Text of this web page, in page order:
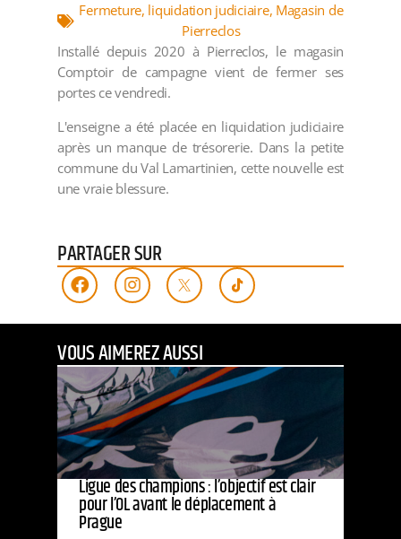
Fermeture, liquidation judiciaire, Magasin de
Pierreclos
Installé depuis 2020 à Pierreclos, le magasin
Comptoir de campagne vient de fermer ses
portes ce vendredi.
L'enseigne a été placée en liquidation judiciaire
après un manque de trésorerie. Dans la petite
commune du Val Lamartinien, cette nouvelle est
une vraie blessure.
PARTAGER SUR
VOUS AIMEREZ AUSSI
Ligue des champions : l’objectif est clair
pour l’OL avant le déplacement à
Prague